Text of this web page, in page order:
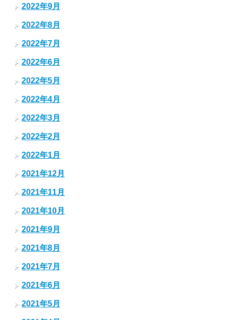
2022年9月
2022年8月
2022年7月
2022年6月
2022年5月
2022年4月
2022年3月
2022年2月
2022年1月
2021年12月
2021年11月
2021年10月
2021年9月
2021年8月
2021年7月
2021年6月
2021年5月